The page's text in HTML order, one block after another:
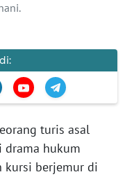
turis asal
drama hukum
kursi berjemur di